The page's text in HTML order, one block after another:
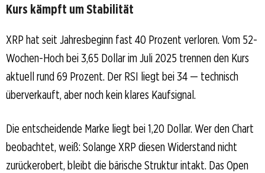
Kurs kämpft um Stabilität
XRP hat seit Jahresbeginn fast 40 Prozent verloren. Vom 52-
Wochen-Hoch bei 3,65 Dollar im Juli 2025 trennen den Kurs
aktuell rund 69 Prozent. Der RSI liegt bei 34 — technisch
überverkauft, aber noch kein klares Kaufsignal.
Die entscheidende Marke liegt bei 1,20 Dollar. Wer den Chart
beobachtet, weiß: Solange XRP diesen Widerstand nicht
zurückerobert, bleibt die bärische Struktur intakt. Das Open